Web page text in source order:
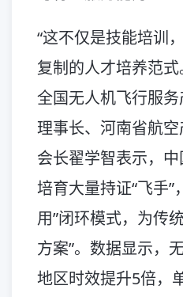
“这不仅是技能培训
复制的人才培养范式
全国无人机飞行服
理事长、河南省航
会长翟学智表示，
培育大量持证“飞手”
用”闭环模式，为传
方案”。数据显示，
地区时效提升5倍，